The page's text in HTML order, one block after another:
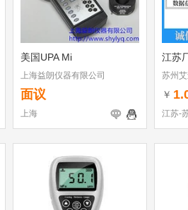
美国UPA Mi
上海益朗仪器有限公司
面议
上海
江苏
苏州
￥
江苏-